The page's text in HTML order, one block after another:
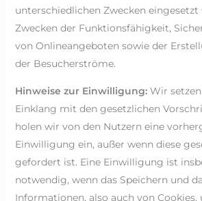
unterschiedlichen Zwecken eingesetzt
Zwecken der Funktionsfähigkeit,
von Onlineangeboten sowie der
der Besucherströme.
Hinweise zur Einwilligung: Wir
Einklang mit den gesetzlichen
holen wir von den Nutzern eine
Einwilligung ein, außer wenn diese
gefordert ist. Eine Einwilligung ist
notwendig, wenn das Speichern und
Informationen, also auch von Cookies,